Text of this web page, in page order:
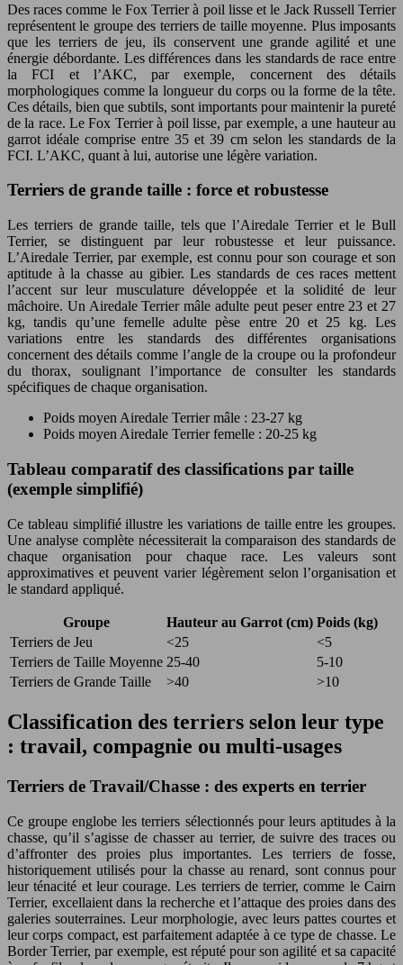
Des races comme le Fox Terrier à poil lisse et le Jack Russell Terrier
représentent le groupe des terriers de taille moyenne. Plus imposants
que les terriers de jeu, ils conservent une grande agilité et une
énergie débordante. Les différences dans les standards de race entre
la FCI et l’AKC, par exemple, concernent des détails
morphologiques comme la longueur du corps ou la forme de la tête.
Ces détails, bien que subtils, sont importants pour maintenir la pureté
de la race. Le Fox Terrier à poil lisse, par exemple, a une hauteur au
garrot idéale comprise entre 35 et 39 cm selon les standards de la
FCI. L’AKC, quant à lui, autorise une légère variation.
Terriers de grande taille : force et robustesse
Les terriers de grande taille, tels que l’Airedale Terrier et le Bull
Terrier, se distinguent par leur robustesse et leur puissance.
L’Airedale Terrier, par exemple, est connu pour son courage et son
aptitude à la chasse au gibier. Les standards de ces races mettent
l’accent sur leur musculature développée et la solidité de leur
mâchoire. Un Airedale Terrier mâle adulte peut peser entre 23 et 27
kg, tandis qu’une femelle adulte pèse entre 20 et 25 kg. Les
variations entre les standards des différentes organisations
concernent des détails comme l’angle de la croupe ou la profondeur
du thorax, soulignant l’importance de consulter les standards
spécifiques de chaque organisation.
Poids moyen Airedale Terrier mâle : 23-27 kg
Poids moyen Airedale Terrier femelle : 20-25 kg
Tableau comparatif des classifications par taille
(exemple simplifié)
Ce tableau simplifié illustre les variations de taille entre les groupes.
Une analyse complète nécessiterait la comparaison des standards de
chaque organisation pour chaque race. Les valeurs sont
approximatives et peuvent varier légèrement selon l’organisation et
le standard appliqué.
Groupe Hauteur au Garrot (cm) Poids (kg)
Terriers de Jeu
<25
<5
Terriers de Taille Moyenne 25-40
5-10
Terriers de Grande Taille
>40 >10
Classification des terriers selon leur type
: travail, compagnie ou multi-usages
Terriers de Travail/Chasse : des experts en terrier
Ce groupe englobe les terriers sélectionnés pour leurs aptitudes à la
chasse, qu’il s’agisse de chasser au terrier, de suivre des traces ou
d’affronter des proies plus importantes. Les terriers de fosse,
historiquement utilisés pour la chasse au renard, sont connus pour
leur ténacité et leur courage. Les terriers de terrier, comme le Cairn
Terrier, excellaient dans la recherche et l’attaque des proies dans des
galeries souterraines. Leur morphologie, avec leurs pattes courtes et
leur corps compact, est parfaitement adaptée à ce type de chasse. Le
Border Terrier, par exemple, est réputé pour son agilité et sa capacité